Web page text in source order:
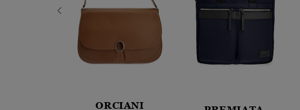
ORCIANI